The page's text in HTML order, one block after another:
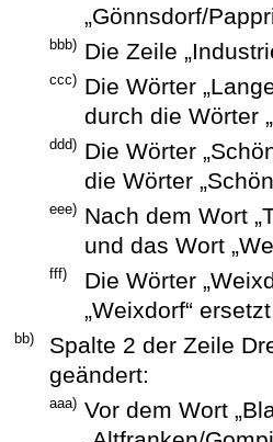
„Gönnsdorf/
bbb) Die Zeile
ccc) Die Wörter
durch die Wörter
ddd) Die Wörter
die Wörter
eee) Nach dem Wort
und das Wort
fff)
Die Wörter
„Weixdorf“
bb)
Spalte 2 der Zeile
geändert:
aaa) Vor dem Wort